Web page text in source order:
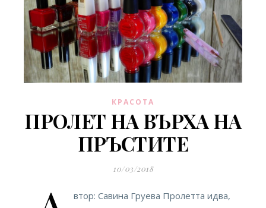
КРАСОТА
ПРОЛЕТ НА ВЪРХА НА
ПРЪСТИТЕ
10/03/2018
втор: Савина Груева Пролетта идва,